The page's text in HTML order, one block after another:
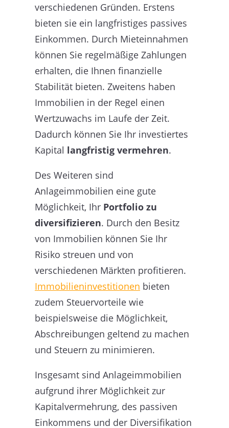
verschiedenen Gründen. Erstens
bieten sie ein langfristiges passives
Einkommen. Durch Mieteinnahmen
können Sie regelmäßige Zahlungen
erhalten, die Ihnen finanzielle
Stabilität bieten. Zweitens haben
Immobilien in der Regel einen
Wertzuwachs im Laufe der Zeit.
Dadurch können Sie Ihr investiertes
Kapital langfristig vermehren.
Des Weiteren sind
Anlageimmobilien eine gute
Möglichkeit, Ihr Portfolio zu
diversifizieren. Durch den Besitz
von Immobilien können Sie Ihr
Risiko streuen und von
verschiedenen Märkten profitieren.
Immobilieninvestitionen bieten
zudem Steuervorteile wie
beispielsweise die Möglichkeit,
Abschreibungen geltend zu machen
und Steuern zu minimieren.
Insgesamt sind Anlageimmobilien
aufgrund ihrer Möglichkeit zur
Kapitalvermehrung, des passiven
Einkommens und der Diversifikation